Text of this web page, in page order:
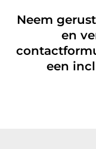
Neem
en
een